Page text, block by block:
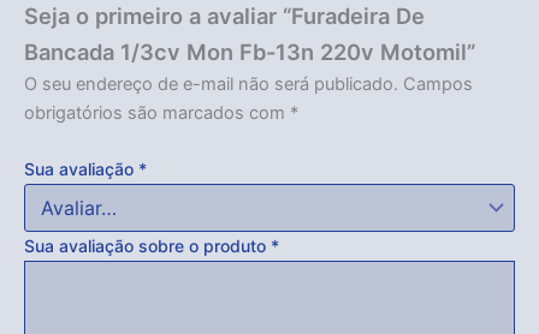
Seja o primeiro a avaliar “Furadeira De
Bancada 1/3cv Mon Fb-13n 220v Motomil”
O seu endereço de e-mail não será publicado. Campos
obrigatórios são marcados com *
Sua avaliação *
Sua avaliação sobre o produto *